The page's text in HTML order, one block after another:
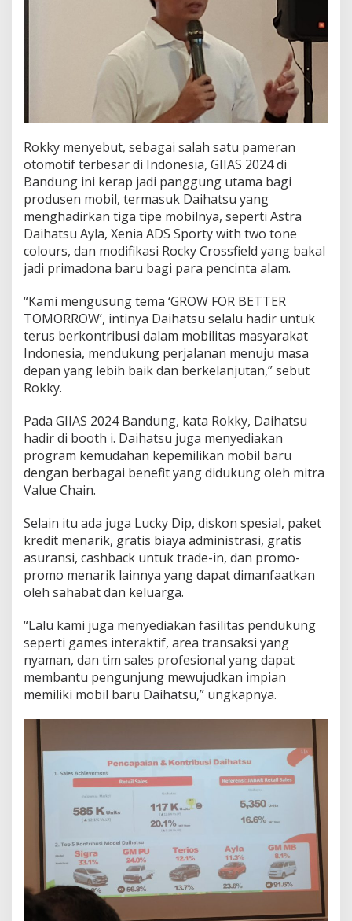
Rokky menyebut, sebagai salah satu pameran
otomotif terbesar di Indonesia, GIIAS 2024 di
Bandung ini kerap jadi panggung utama bagi
produsen mobil, termasuk Daihatsu yang
menghadirkan tiga tipe mobilnya, seperti Astra
Daihatsu Ayla, Xenia ADS Sporty with two tone
colours, dan modifikasi Rocky Crossfield yang bakal
jadi primadona baru bagi para pencinta alam.
“Kami mengusung tema ‘GROW FOR BETTER
TOMORROW’, intinya Daihatsu selalu hadir untuk
terus berkontribusi dalam mobilitas masyarakat
Indonesia, mendukung perjalanan menuju masa
depan yang lebih baik dan berkelanjutan,” sebut
Rokky.
Pada GIIAS 2024 Bandung, kata Rokky, Daihatsu
hadir di booth i. Daihatsu juga menyediakan
program kemudahan kepemilikan mobil baru
dengan berbagai benefit yang didukung oleh mitra
Value Chain.
Selain itu ada juga Lucky Dip, diskon spesial, paket
kredit menarik, gratis biaya administrasi, gratis
asuransi, cashback untuk trade-in, dan promo-
promo menarik lainnya yang dapat dimanfaatkan
oleh sahabat dan keluarga.
“Lalu kami juga menyediakan fasilitas pendukung
seperti games interaktif, area transaksi yang
nyaman, dan tim sales profesional yang dapat
membantu pengunjung mewujudkan impian
memiliki mobil baru Daihatsu,” ungkapnya.